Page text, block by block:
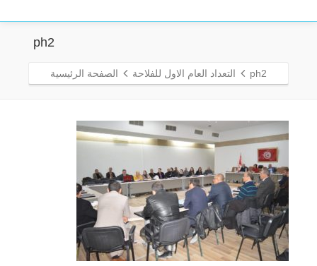
ph2
ph2 التعداد العام الاول للفلاحة الصفحة الرئيسية